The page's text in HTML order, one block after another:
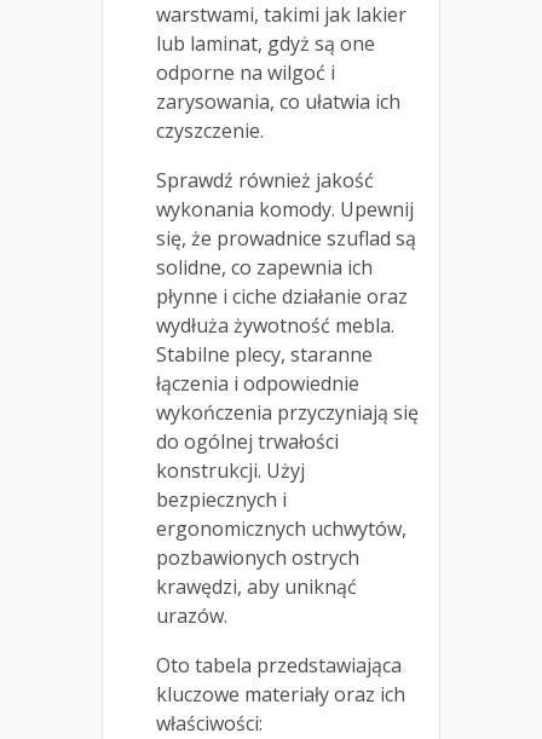
warstwami, takimi jak lakier
lub laminat, gdyż są one
odporne na wilgoć i
zarysowania, co ułatwia ich
czyszczenie.
Sprawdź również jakość
wykonania komody. Upewnij
się, że prowadnice szuflad są
solidne, co zapewnia ich
płynne i ciche działanie oraz
wydłuża żywotność mebla.
Stabilne plecy, staranne
łączenia i odpowiednie
wykończenia przyczyniają się
do ogólnej trwałości
konstrukcji. Użyj
bezpiecznych i
ergonomicznych uchwytów,
pozbawionych ostrych
krawędzi, aby uniknąć
urazów.
Oto tabela przedstawiająca
kluczowe materiały oraz ich
właściwości: